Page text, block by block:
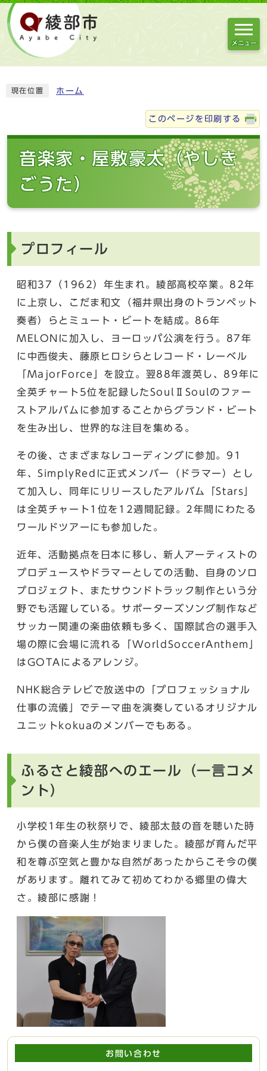
メニュー
現在位置 ホーム
このページを印刷する
音楽家・屋敷豪太（やしき
ごうた）
プロフィール
昭和37（1962）年生まれ。綾部高校卒業。82年
に上京し、こだま和文（福井県出身のトランペット
奏者）らとミュート・ビートを結成。86年
MELONに加入し、ヨーロッパ公演を行う。87年
に中西俊夫、藤原ヒロシらとレコード・レーベル
「MajorForce」を設立。翌88年渡英し、89年に
全英チャート5位を記録したSoulⅡSoulのファー
ストアルバムに参加することからグランド・ビート
を生み出し、世界的な注目を集める。
その後、さまざまなレコーディングに参加。91
年、SimplyRedに正式メンバー（ドラマー）とし
て加入し、同年にリリースしたアルバム「Stars」
は全英チャート1位を12週間記録。2年間にわたる
ワールドツアーにも参加した。
近年、活動拠点を日本に移し、新人アーティストの
プロデュースやドラマーとしての活動、自身のソロ
プロジェクト、またサウンドトラック制作という分
野でも活躍している。サポーターズソング制作など
サッカー関連の楽曲依頼も多く、国際試合の選手入
場の際に会場に流れる「WorldSoccerAnthem」
はGOTAによるアレンジ。
NHK総合テレビで放送中の「プロフェッショナル
仕事の流儀」でテーマ曲を演奏しているオリジナル
ユニットkokuaのメンバーでもある。
ふるさと綾部へのエール（一言コメ
ント）
小学校1年生の秋祭りで、綾部太鼓の音を聴いた時
から僕の音楽人生が始まりました。綾部が育んだ平
和を尊ぶ空気と豊かな自然があったからこそ今の僕
があります。離れてみて初めてわかる郷里の偉大
さ。綾部に感謝！
お問い合わせ